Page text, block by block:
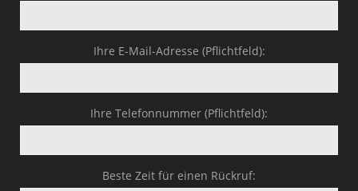
Ihre E-Mail-Adresse (Pflichtfeld):
Ihre Telefonnummer (Pflichtfeld):
Beste Zeit für einen Rückruf: